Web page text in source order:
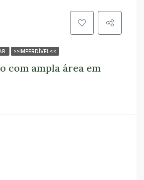
>>IMPERDÍVEL<<
com ampla área em